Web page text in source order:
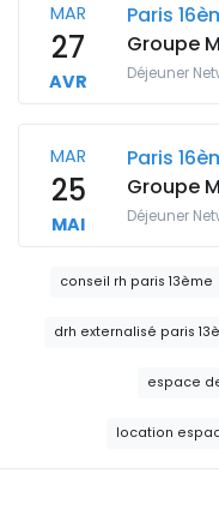
MAR
27
AVR
Paris
Groupe
Déjeuner
MAR
25
MAI
Paris
Groupe
Déjeuner
conseil rh paris 13ème
drh externalisé paris
espace
location